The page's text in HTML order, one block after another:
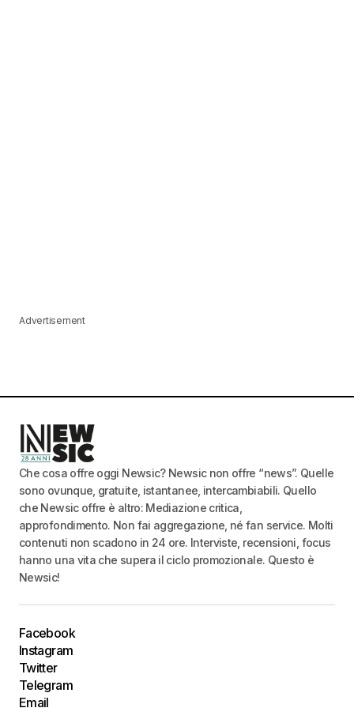
Advertisement
Che cosa offre oggi Newsic? Newsic non offre “news”. Quelle
sono ovunque, gratuite, istantanee, intercambiabili. Quello
che Newsic offre è altro: Mediazione critica,
approfondimento. Non fai aggregazione, né fan service. Molti
contenuti non scadono in 24 ore. Interviste, recensioni, focus
hanno una vita che supera il ciclo promozionale. Questo è
Newsic!
Facebook
Instagram
Twitter
Telegram
Email